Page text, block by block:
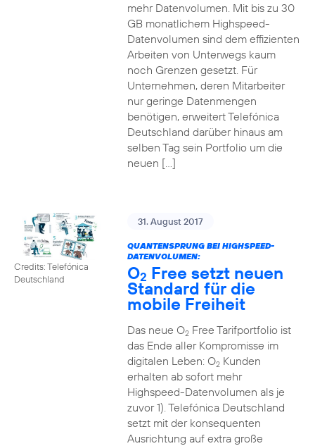
mehr Datenvolumen. Mit bis zu 30
GB monatlichem Highspeed-
Datenvolumen sind dem effizienten
Arbeiten von Unterwegs kaum
noch Grenzen gesetzt. Für
Unternehmen, deren Mitarbeiter
nur geringe Datenmengen
benötigen, erweitert Telefónica
Deutschland darüber hinaus am
selben Tag sein Portfolio um die
neuen […]
Credits: Telefónica
Deutschland
31. August 2017
QUANTENSPRUNG BEI HIGHSPEED-
DATENVOLUMEN:
O2 Free setzt neuen
Standard für die
mobile Freiheit
Das neue O2Free Tarifportfolio ist
das Ende aller Kompromisse im
digitalen Leben: O2Kunden
erhalten ab sofort mehr
Highspeed-Datenvolumen als je
zuvor 1). Telefónica Deutschland
setzt mit der konsequenten
Ausrichtung auf extra große